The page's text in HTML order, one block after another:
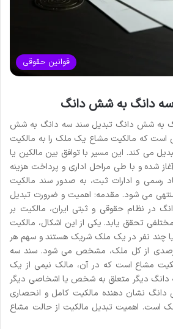
قوانین حقوقی
سه دانگ به شش دانگ
به شش دانگ تبدیل سند سه دانگ به شش
است که مالکیت مشاع یک ملک را به مالکیت
می کند. این مسیر با توافق بین مالکین یا
شده و با طی مراحل اداری و پرداخت هزینه
رسمی و ادارات ثبت، به صدور سند مالکیت
می شود. مقدمه: اهمیت و ضرورت تبدیل
نظام حقوقی و ثبتی ایران، مالکیت بر
تحقق یابد. یکی از این اشکال، مالکیت
چند نفر در یک ملک شریک هستند و سهم هر
از کل ملک، مشخص می شود. سند سه
مشاع است که در آن، مالک نیمی از یک
دانگ دیگر متعلق به شخص یا اشخاصی دیگر
نشان دهنده مالکیت کامل و انحصاری
است. اهمیت تبدیل مالکیت از حالت مشاع